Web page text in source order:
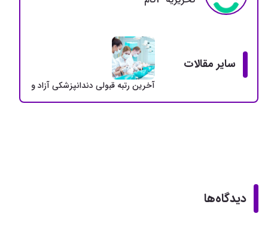
سایر مقالات
آخرین رتبه قبولی دندانپزشکی آزاد و دولتی +
دیدگاه‌ها